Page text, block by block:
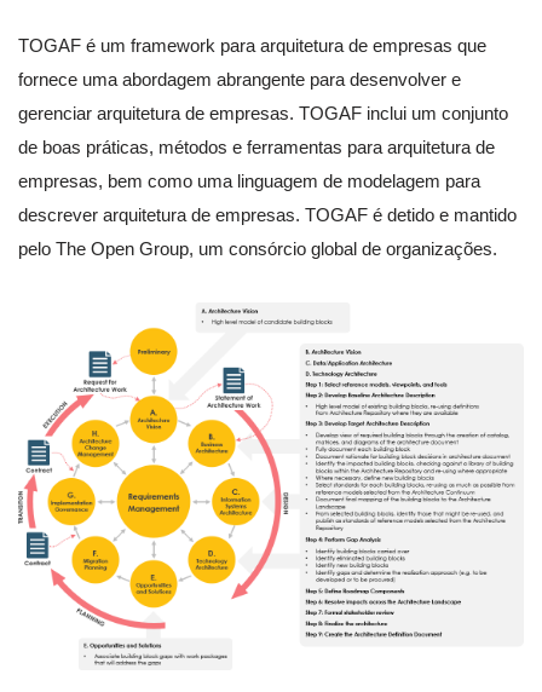
TOGAF é um framework para arquitetura de empresas que
fornece uma abordagem abrangente para desenvolver e
gerenciar arquitetura de empresas. TOGAF inclui um conjunto
de boas práticas, métodos e ferramentas para arquitetura de
empresas, bem como uma linguagem de modelagem para
descrever arquitetura de empresas. TOGAF é detido e mantido
pelo The Open Group, um consórcio global de organizações.